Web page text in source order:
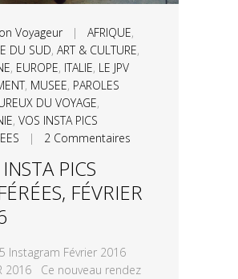
Voyageur| AFRIQUE,
DU SUD, ART & CULTURE,
, EUROPE, ITALIE, LE JPV
, MUSEE, PAROLES
DU VOYAGE,
, VOS INSTA PICS
| 2 Commentaires
PICS
FÉVRIER
Instagram Février 2016
2016 Ce nouveau rendez